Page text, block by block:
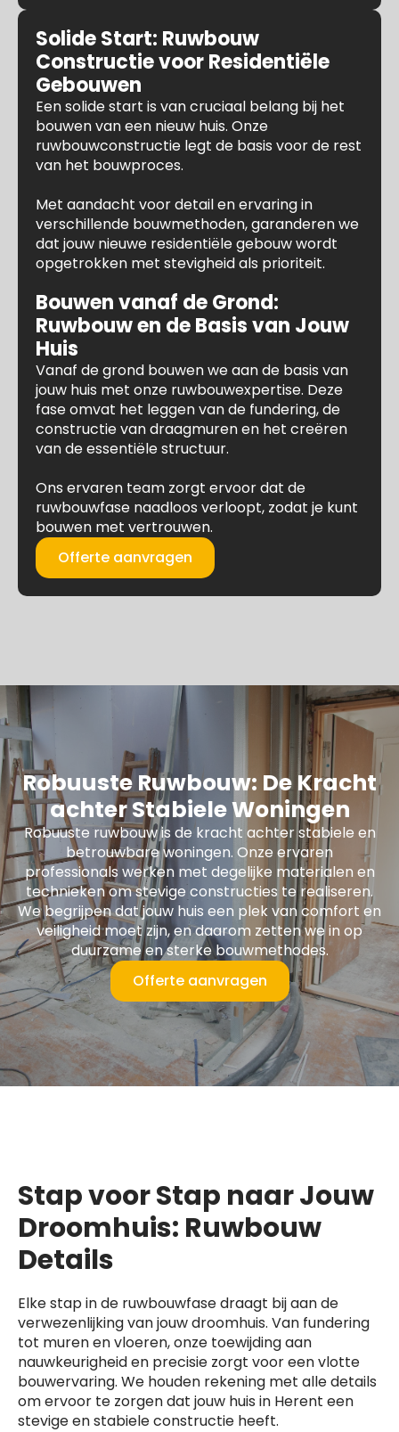
Solide Start: Ruwbouw
Constructie voor Residentiële
Gebouwen
Een solide start is van cruciaal belang bij het
bouwen van een nieuw huis. Onze
ruwbouwconstructie legt de basis voor de rest
van het bouwproces.
Met aandacht voor detail en ervaring in
verschillende bouwmethoden, garanderen we
dat jouw nieuwe residentiële gebouw wordt
opgetrokken met stevigheid als prioriteit.
Bouwen vanaf de Grond:
Ruwbouw en de Basis van Jouw
Huis
Vanaf de grond bouwen we aan de basis van
jouw huis met onze ruwbouwexpertise. Deze
fase omvat het leggen van de fundering, de
constructie van draagmuren en het creëren
van de essentiële structuur.
Ons ervaren team zorgt ervoor dat de
ruwbouwfase naadloos verloopt, zodat je kunt
bouwen met vertrouwen.
Offerte aanvragen
Robuuste Ruwbouw: De Kracht
achter Stabiele Woningen
Robuuste ruwbouw is de kracht achter stabiele en
betrouwbare woningen. Onze ervaren
professionals werken met degelijke materialen en
technieken om stevige constructies te realiseren.
We begrijpen dat jouw huis een plek van comfort en
veiligheid moet zijn, en daarom zetten we in op
duurzame en sterke bouwmethodes.
Offerte aanvragen
Stap voor Stap naar Jouw
Droomhuis: Ruwbouw
Details
Elke stap in de ruwbouwfase draagt bij aan de
verwezenlijking van jouw droomhuis. Van fundering
tot muren en vloeren, onze toewijding aan
nauwkeurigheid en precisie zorgt voor een vlotte
bouwervaring. We houden rekening met alle details
om ervoor te zorgen dat jouw huis in Herent een
stevige en stabiele constructie heeft.